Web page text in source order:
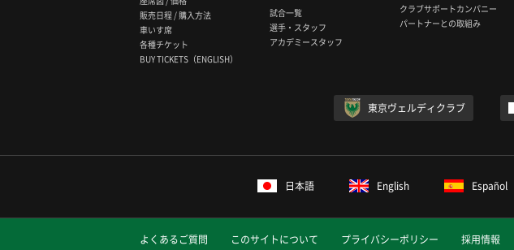
販売日程 / 購入方法
車いす席
各種チケット
BUY TICKETS（ENGLISH）
試合一覧
選手・スタッフ
アカデミースタッフ
クラブサポートカンパニー
パートナーとの取組み
東京ヴェルディクラブ
日本語 English Español
よくあるご質問 このサイトについて プライバシーポリシー 採用情報